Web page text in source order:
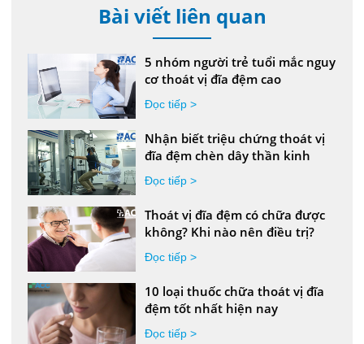
Bài viết liên quan
5 nhóm người trẻ tuổi mắc nguy
cơ thoát vị đĩa đệm cao
Đọc tiếp >
Nhận biết triệu chứng thoát vị
đĩa đệm chèn dây thần kinh
Đọc tiếp >
Thoát vị đĩa đệm có chữa được
không? Khi nào nên điều trị?
Đọc tiếp >
10 loại thuốc chữa thoát vị đĩa
đệm tốt nhất hiện nay
Đọc tiếp >